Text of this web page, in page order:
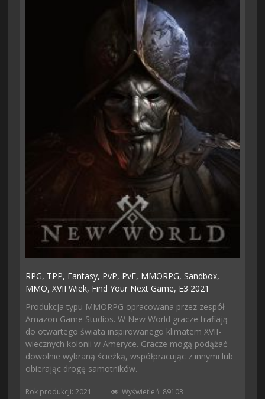
RPG, TPP, Fantasy, PvP, PvE, MMORPG,Sandbox,
MMO,XVII Wiek, Find Your Next Game, E3 2021
Produkcja typu MMORPG opracowana przez zespół
Amazon Game Studios. W New World gracze trafiają
do otwartego świata inspirowanego klimatem XVII-
wiecznych kolonii w Ameryce. Gracze mogą podążać
dowolnie wybraną ścieżką, współpracując z innymi lub
obierając drogę samotników.
Rok produkcji: 2021 Wyświetleń: 89103